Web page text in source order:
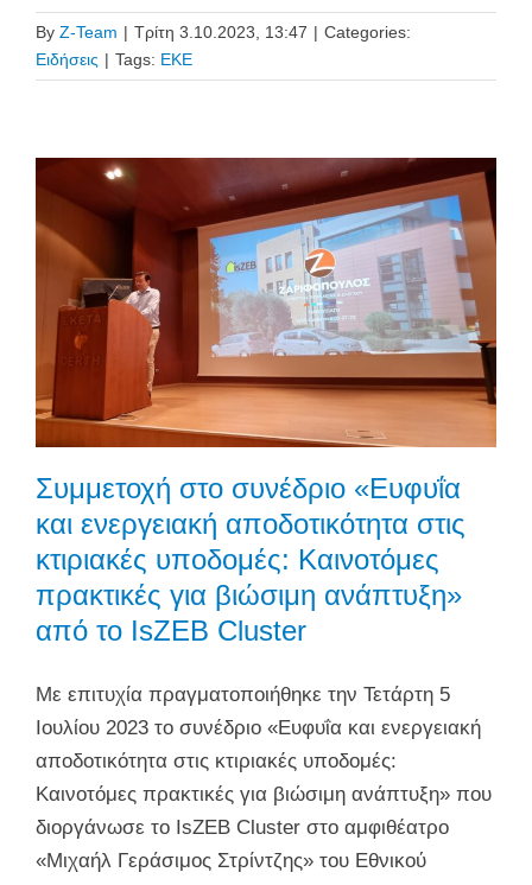
By Z-Team | Τρίτη 3.10.2023, 13:47 | Categories:
Ειδήσεις | Tags: ΕΚΕ
Συμμετοχή στο συνέδριο «Ευφυΐα
και ενεργειακή αποδοτικότητα στις
κτιριακές υποδομές: Καινοτόμες
πρακτικές για βιώσιμη ανάπτυξη»
από το IsZEB Cluster
Με επιτυχία πραγματοποιήθηκε την Τετάρτη 5
Ιουλίου 2023 το συνέδριο «Ευφυΐα και ενεργειακή
αποδοτικότητα στις κτιριακές υποδομές:
Καινοτόμες πρακτικές για βιώσιμη ανάπτυξη» που
διοργάνωσε το IsZEB Cluster στο αμφιθέατρο
«Μιχαήλ Γεράσιμος Στρίντζης» του Εθνικού